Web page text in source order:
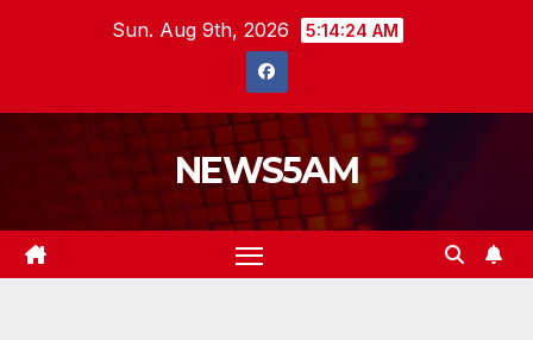
Sun. Aug 9th, 2026 5:14:25 AM
NEWS5AM